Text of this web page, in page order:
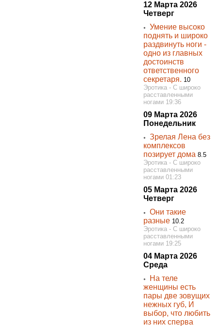
12 Марта 2026
Четверг
◦Умение высоко
поднять и широко
раздвинуть ноги -
одно из главных
достоинств
ответственного
секретаря. 10
Эротика - С широко
расставленными
ногами 19:36
09 Марта 2026
Понедельник
◦Зрелая Лена без
комплексов
позирует дома8.5
Эротика - С широко
расставленными
ногами 01:23
05 Марта 2026
Четверг
◦Они такие
разные 10.2
Эротика - С широко
расставленными
ногами 19:25
04 Марта 2026
Среда
◦
На теле
женщины есть
пары две зовущих
нежных губ, И
выбор, что любить
из них сперва